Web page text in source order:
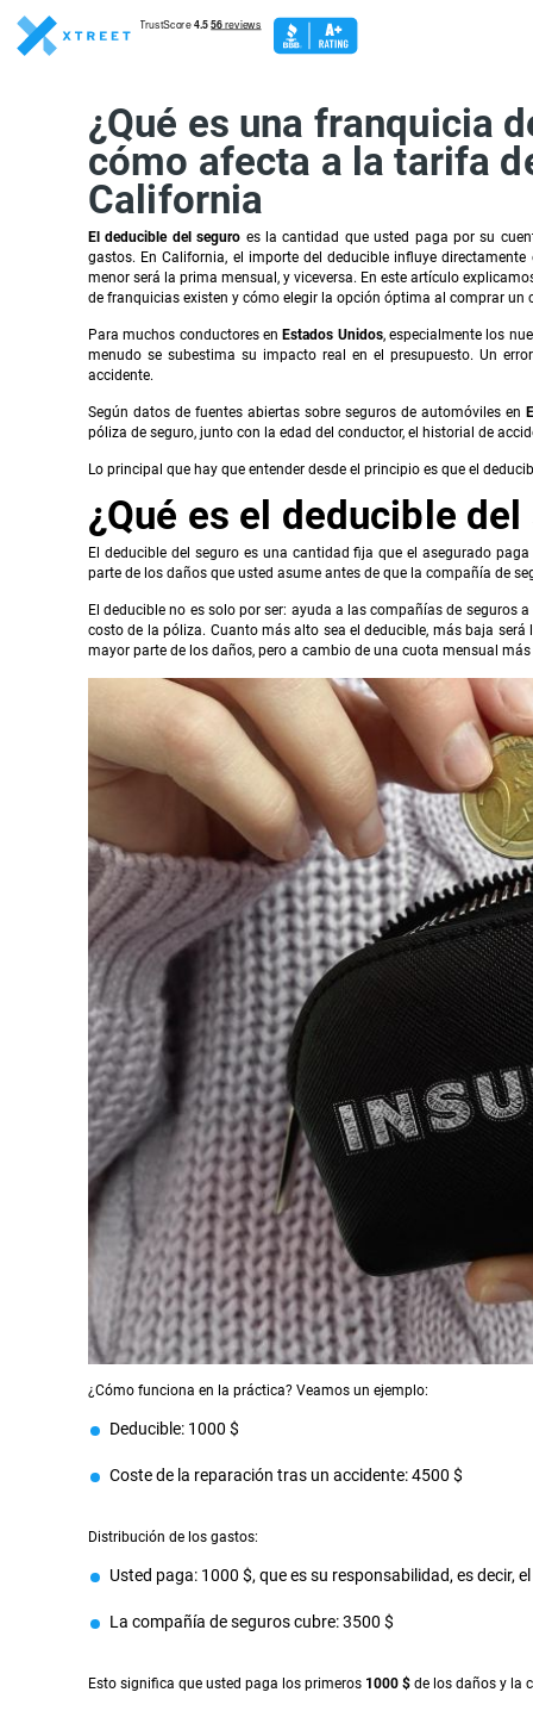
¿Qué es una franquicia
cómo afecta a la tarifa
California
El deducible del seguro es la cantidad que usted paga por su
gastos. En California, el importe del deducible influye
menor será la prima mensual, y viceversa. En este artículo
de franquicias existen y cómo elegir la opción óptima al comprar un
Para muchos conductores en Estados Unidos, especialmente los
menudo se subestima su impacto real en el presupuesto. Un
accidente.
Según datos de fuentes abiertas sobre seguros de automóviles en
póliza de seguro, junto con la edad del conductor, el historial de
Lo principal que hay que entender desde el principio es que el
¿Qué es el deducible
El deducible del seguro es una cantidad fija que el asegurado
parte de los daños que usted asume antes de que la compañía de
El deducible no es solo por ser: ayuda a las compañías de seguros
costo de la póliza. Cuanto más alto sea el deducible, más baja
mayor parte de los daños, pero a cambio de una cuota mensual
¿Cómo funciona en la práctica? Veamos un ejemplo:
Deducible: 1000 $
Coste de la reparación tras un accidente: 4500 $
Distribución de los gastos:
Usted paga: 1000 $, que es su responsabilidad, es decir,
La compañía de seguros cubre: 3500 $
Esto significa que usted paga los primeros 1000 $ de los daños y la